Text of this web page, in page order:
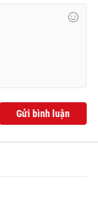
Gửi bình luận